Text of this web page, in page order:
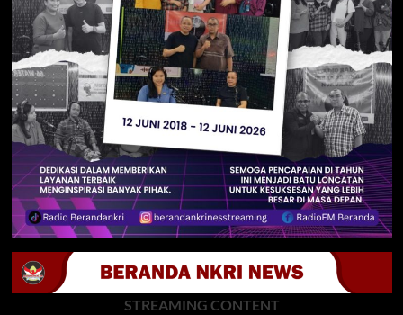
STREAMING CONTENT